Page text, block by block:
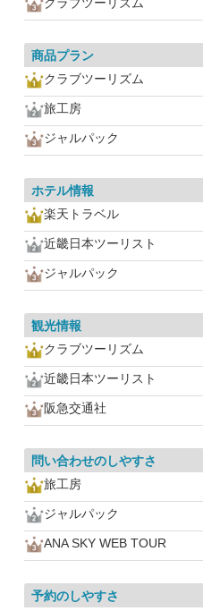
商品プラン
クラブツーリズム
旅工房
ジャルパック
ホテル情報
楽天トラベル
近畿日本ツーリスト
ジャルパック
観光情報
クラブツーリズム
近畿日本ツーリスト
阪急交通社
問い合わせのしやすさ
旅工房
ジャルパック
ANA SKY WEB TOUR
予約のしやすさ